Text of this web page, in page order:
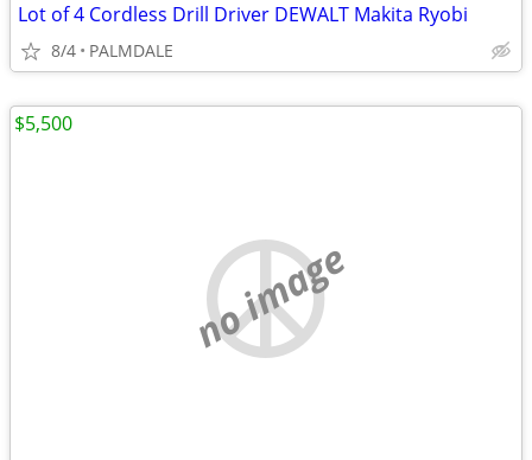
Lot of 4 Cordless Drill Driver DEWALT Makita Ryobi
8/4 PALMDALE
no image
$5,500